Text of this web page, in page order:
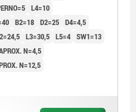
L4=10
B2=18 D2=25 D4=4,5
L3=30,5 L5=4 SW1=13
N=4,5
N=12,5